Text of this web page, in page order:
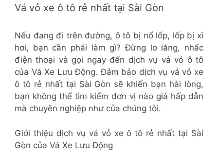
Vá vỏ xe ô tô rẻ nhất tại Sài Gòn
Nếu đang đi trên đường, ô tô bị nổ lốp, lốp bị xì
hơi, bạn cần phải làm gì? Đừng lo lắng, nhấc
điện thoại và gọi ngay đến dịch vụ vá vỏ ô tô
của Vá Xe Lưu Động. Đảm bảo dịch vụ vá vỏ xe
ô tô rẻ nhất tại Sài Gòn sẽ khiến bạn hài lòng,
bạn không thể tìm kiếm đơn vị nào giá hấp dẫn
mà chuyên nghiệp như của chúng tôi.
Giới thiệu dịch vụ vá vỏ xe ô tô rẻ nhất tại Sài
Gòn của Vá Xe Lưu Động